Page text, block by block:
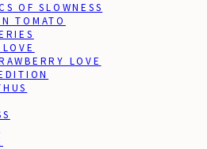
OF SLOWNESS
TOMATO
LOVE